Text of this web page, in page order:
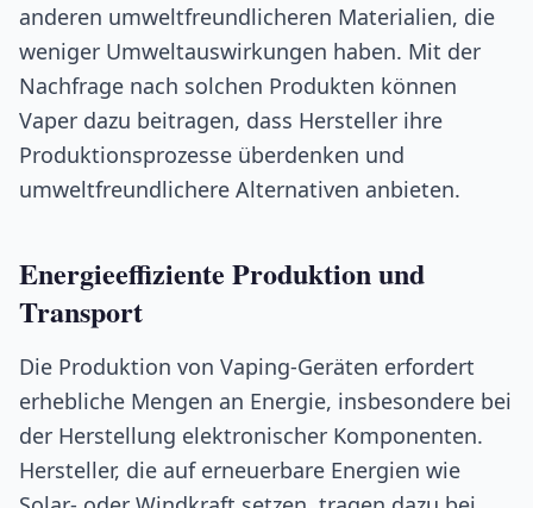
anderen umweltfreundlicheren Materialien, die
weniger Umweltauswirkungen haben. Mit der
Nachfrage nach solchen Produkten können
Vaper dazu beitragen, dass Hersteller ihre
Produktionsprozesse überdenken und
umweltfreundlichere Alternativen anbieten.
Energieeffiziente Produktion und
Transport
Die Produktion von Vaping-Geräten erfordert
erhebliche Mengen an Energie, insbesondere bei
der Herstellung elektronischer Komponenten.
Hersteller, die auf erneuerbare Energien wie